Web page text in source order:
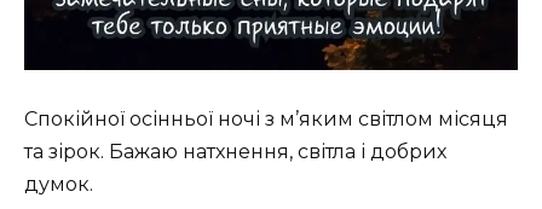
Спокійної осінньої ночі з м’яким світлом місяця
та зірок. Бажаю натхнення, світла і добрих
думок.